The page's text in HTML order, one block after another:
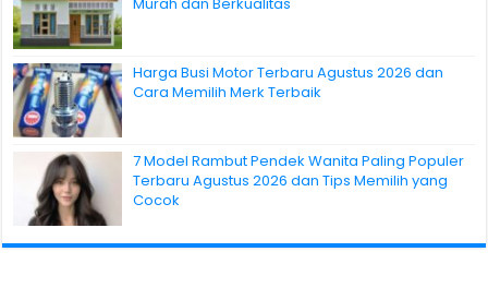
Harga Busi Motor Terbaru Agustus 2026 dan
Cara Memilih Merk Terbaik
7 Model Rambut Pendek Wanita Paling Populer
Terbaru Agustus 2026 dan Tips Memilih yang
Cocok